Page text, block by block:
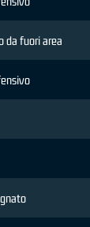
da fuori area